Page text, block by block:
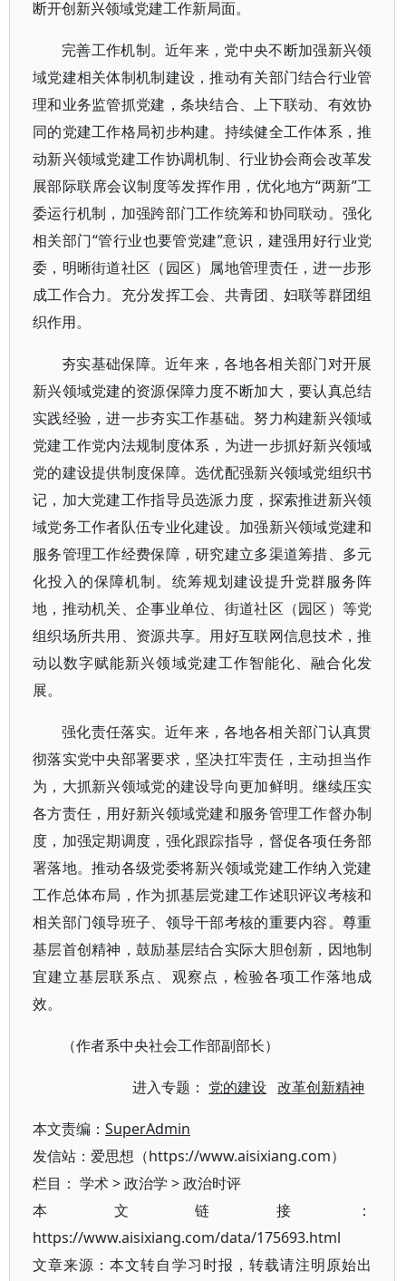
断开创新兴领域党建工作新局面。
完善工作机制。近年来，党中央不断加强新兴领
域党建相关体制机制建设，推动有关部门结合行业管
理和业务监管抓党建，条块结合、上下联动、有效协
同的党建工作格局初步构建。持续健全工作体系，推
动新兴领域党建工作协调机制、行业协会商会改革发
展部际联席会议制度等发挥作用，优化地方“两新”工
委运行机制，加强跨部门工作统筹和协同联动。强化
相关部门“管行业也要管党建”意识，建强用好行业党
委，明晰街道社区（园区）属地管理责任，进一步形
成工作合力。充分发挥工会、共青团、妇联等群团组
织作用。
夯实基础保障。近年来，各地各相关部门对开展
新兴领域党建的资源保障力度不断加大，要认真总结
实践经验，进一步夯实工作基础。努力构建新兴领域
党建工作党内法规制度体系，为进一步抓好新兴领域
党的建设提供制度保障。选优配强新兴领域党组织书
记，加大党建工作指导员选派力度，探索推进新兴领
域党务工作者队伍专业化建设。加强新兴领域党建和
服务管理工作经费保障，研究建立多渠道筹措、多元
化投入的保障机制。统筹规划建设提升党群服务阵
地，推动机关、企事业单位、街道社区（园区）等党
组织场所共用、资源共享。用好互联网信息技术，推
动以数字赋能新兴领域党建工作智能化、融合化发
展。
强化责任落实。近年来，各地各相关部门认真贯
彻落实党中央部署要求，坚决扛牢责任，主动担当作
为，大抓新兴领域党的建设导向更加鲜明。继续压实
各方责任，用好新兴领域党建和服务管理工作督办制
度，加强定期调度，强化跟踪指导，督促各项任务部
署落地。推动各级党委将新兴领域党建工作纳入党建
工作总体布局，作为抓基层党建工作述职评议考核和
相关部门领导班子、领导干部考核的重要内容。尊重
基层首创精神，鼓励基层结合实际大胆创新，因地制
宜建立基层联系点、观察点，检验各项工作落地成
效。
（作者系中央社会工作部副部长）
进入专题： 党的建设 改革创新精神
本文责编： SuperAdmin
发信站：爱思想（https://www.aisixiang.com）
栏目： 学术>政治学 >政治时评
本文链接：
https://www.aisixiang.com/data/175693.html
文章来源：本文转自学习时报，转载请注明原始出